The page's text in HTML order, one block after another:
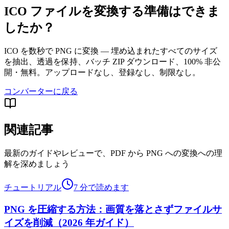
ICO ファイルを変換する準備はできま
したか？
ICO を数秒で PNG に変換 — 埋め込まれたすべてのサイズ
を抽出、透過を保持、バッチ ZIP ダウンロード、100% 非公
開・無料。アップロードなし、登録なし、制限なし。
コンバーターに戻る
関連記事
最新のガイドやレビューで、PDF から PNG への変換への理
解を深めましょう
チュートリアル 7 分で読めます
PNG を圧縮する方法：画質を落とさずファイルサ
イズを削減（2026 年ガイド）